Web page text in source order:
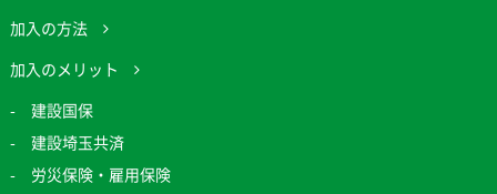
加入の方法
加入のメリット
建設国保
建設埼玉共済
労災保険・雇用保険